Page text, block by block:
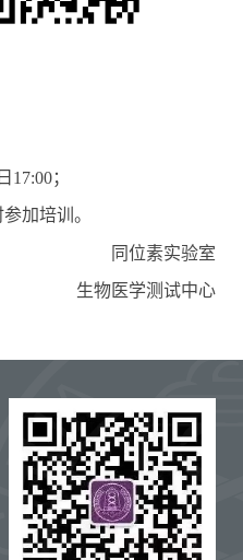
1 7:00；
加培训。
同位素实验室
生物医学测试中心